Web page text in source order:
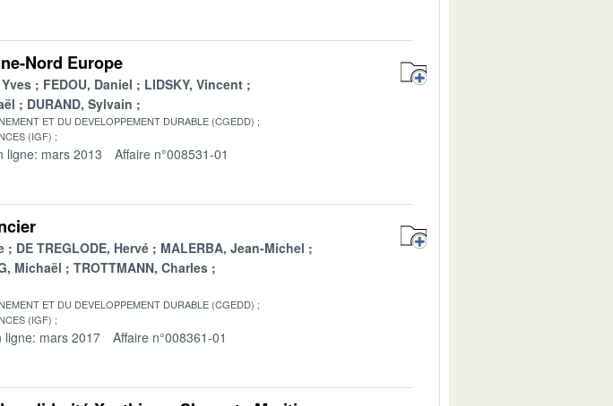
Nord Europe
FEDOU, Daniel
LIDSKY, Vincent
DURAND, Sylvain
ET DU DEVELOPPEMENT DURABLE (CGEDD)
(IGF)
ligne: mars 2013 Affaire n°008531-01
DE TREGLODE, Hervé
MALERBA, Jean-Michel
Michaël
TROTTMANN, Charles
ET DU DEVELOPPEMENT DURABLE (CGEDD)
(IGF)
ligne: mars 2017 Affaire n°008361-01